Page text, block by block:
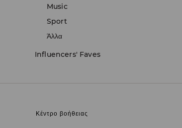
Music
Sport
Άλλα
Influencers' Faves
Κέντρο βοήθειας